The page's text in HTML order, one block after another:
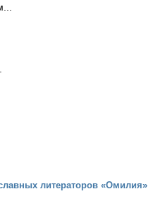
литераторов «Омилия»